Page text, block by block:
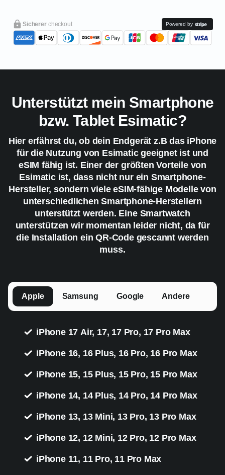
Sicherer checkout Powered by
Unterstützt mein Smartphone
bzw. Tablet Esimatic?
Hier erfährst du, ob dein Endgerät z.B das iPhone
für die Nutzung von Esimatic geeignet ist und
eSIM fähig ist. Einer der größten Vorteile von
Esimatic ist, dass nicht nur ein Smartphone-
Hersteller, sondern viele eSIM-fähige Modelle von
unterschiedlichen Smartphone-Herstellern
unterstützt werden. Eine Smartwatch
unterstützen wir momentan leider nicht, da für
die Installation ein QR-Code gescannt werden
muss.
Apple Samsung Google Andere
iPhone 17 Air, 17, 17 Pro, 17 Pro Max
iPhone 16, 16 Plus, 16 Pro, 16 Pro Max
iPhone 15, 15 Plus, 15 Pro, 15 Pro Max
iPhone 14, 14 Plus, 14 Pro, 14 Pro Max
iPhone 13, 13 Mini, 13 Pro, 13 Pro Max
iPhone 12, 12 Mini, 12 Pro, 12 Pro Max
iPhone 11, 11 Pro, 11 Pro Max